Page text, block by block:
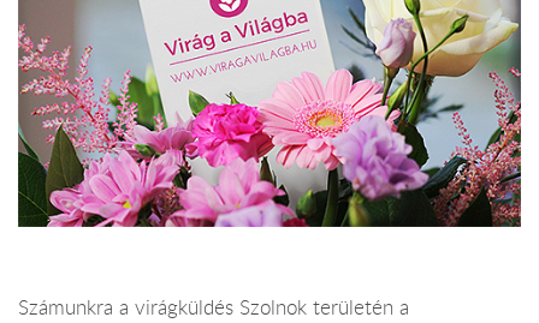
Számunkra a virágküldés Szolnok területén a